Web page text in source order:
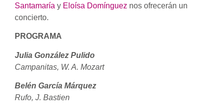
Santamaría y Eloísa Domínguez nos ofrecerán un
concierto.
PROGRAMA
Julia González Pulido
Campanitas, W. A. Mozart
Belén García Márquez
Rufo, J. Bastien